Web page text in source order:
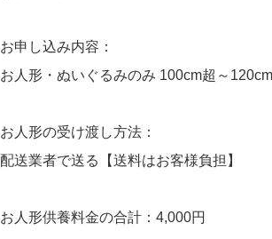
お申し込み内容：
お人形・ぬいぐるみのみ 100cm超～
お人形の受け渡し方法：
配送業者で送る【送料はお客様負担】
お人形供養料金の合計：4,000円